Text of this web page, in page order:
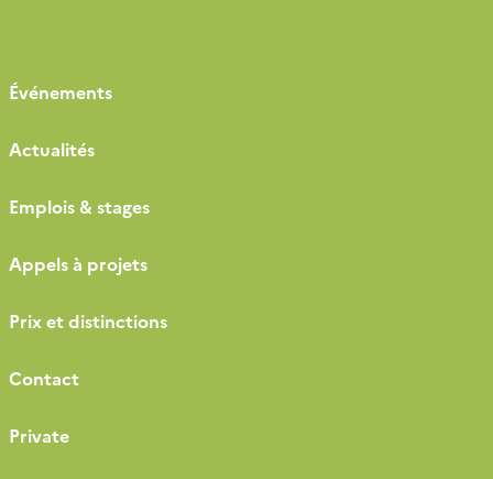
Événements
Actualités
Emplois & stages
Appels à projets
Prix et distinctions
Contact
Private